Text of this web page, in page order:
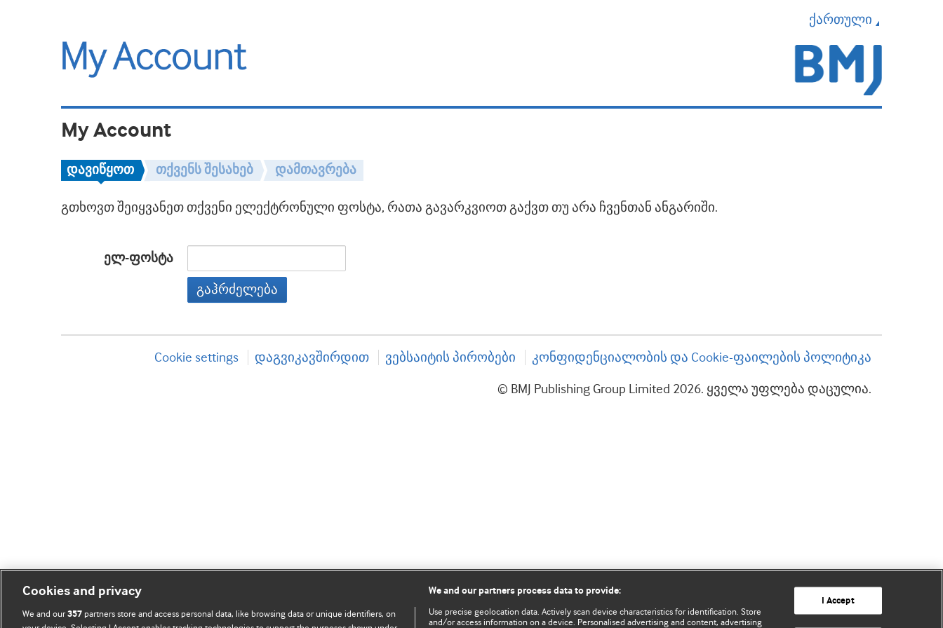
ქართული
My Account
დავიწყოთ თქვენს შესახებ დამთავრება
გთხოვთ შეიყვანეთ თქვენი ელექტრონული ფოსტა, რათა გავარკვიოთ გაქვთ თუ არა ჩვენთან ანგარიში.
ელ-ფოსტა
გაჰრძელება
Cookie settings დაგვიკავშირდით ვებსაიტის პირობები კონფიდენციალობის და Cookie-ფაილების პოლიტიკა
© BMJ Publishing Group Limited 2026. ყველა უფლება დაცულია.
Cookies and privacy
We and our357 partners store and access personal data, like browsing data or unique identifiers, on
We and our partners process data to provide:
Use precise geolocation data. Actively scan device characteristics for identification. Store
and/or access information on a device. Personalised advertising and content, advertising
I Accept